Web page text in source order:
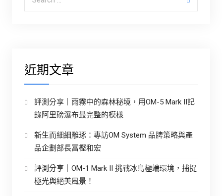
近期文章
評測分享｜雨霧中的森林秘境，用OM-5 Mark II記
錄阿里磅瀑布最完整的模樣
新生而細細雕琢：專訪OM System 品牌策略與產
品企劃部長冨樫和宏
評測分享｜OM-1 Mark II 挑戰冰島極端環境，捕捉
極光與絕美風景！